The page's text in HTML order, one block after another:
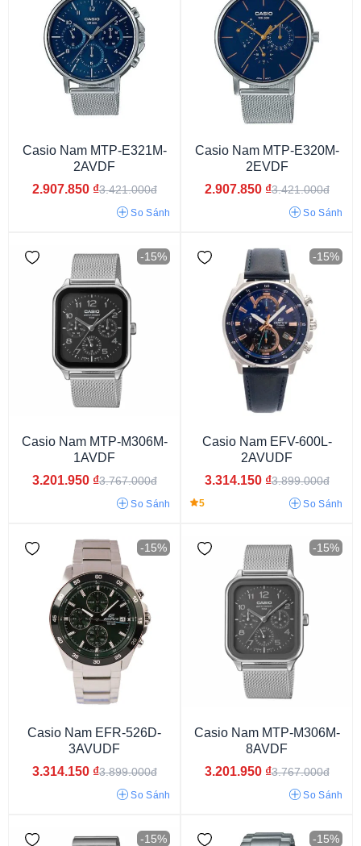
Dây phối màu
Dây màu đen
Dây nâu đậm
Dây nâu sáng
Edifice EF-539D Edifice EF-550 Casio MTP 1374
33 - 37 mm 37 - 40 mm
42 - 45 mm
Trên 45 mm
Eco Drive
Casio Nam MTP-E321M-
2AVDF
2.907.850 ₫3.421.000đ
So Sánh
Casio Nam MTP-E320M-
2EVDF
2.907.850 ₫3.421.000đ
So Sánh
-15%
Casio Nam MTP-M306M-
1AVDF
3.201.950 ₫3.767.000đ
So Sánh
-15%
Casio Nam EFV-600L-
2AVUDF
3.314.150 ₫3.899.000đ
5 So Sánh
-15%
Casio Nam EFR-526D-
3AVUDF
3.314.150 ₫3.899.000đ
So Sánh
-15%
Casio Nam MTP-M306M-
8AVDF
3.201.950 ₫3.767.000đ
So Sánh
-15% -15%